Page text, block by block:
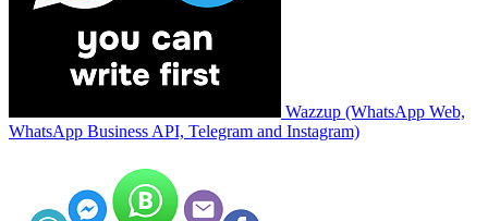
Wazzup (WhatsApp Web,
WhatsApp Business API, Telegram and Instagram)